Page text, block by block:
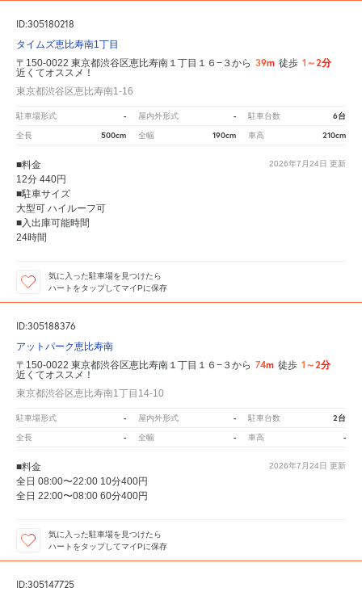
ID:305180218
タイムズ恵比寿南1丁目
〒150-0022 東京都渋谷区恵比寿南１丁目１６−３から 39m 徒歩 1～2分
近くてオススメ！
東京都渋谷区恵比寿南1-16
駐車場形式 - 屋内外形式 - 駐車台数 6台
全長 500cm 全幅 190cm 車高 210cm
2026年7月24日 更新
■料金
12分 440円
■駐車サイズ
大型可 ハイルーフ可
■入出庫可能時間
24時間
気に入った駐車場を見つけたら
ハートをタップしてマイPに保存
ID:305188376
アットパーク恵比寿南
〒150-0022 東京都渋谷区恵比寿南１丁目１６−３から 74m 徒歩 1～2分
近くてオススメ！
東京都渋谷区恵比寿南1丁目14-10
駐車場形式 - 屋内外形式 - 駐車台数 2台
全長 - 全幅 - 車高 -
2026年7月24日 更新
■料金
全日 08:00〜22:00 10分400円
全日 22:00〜08:00 60分400円
気に入った駐車場を見つけたら
ハートをタップしてマイPに保存
ID:305147725